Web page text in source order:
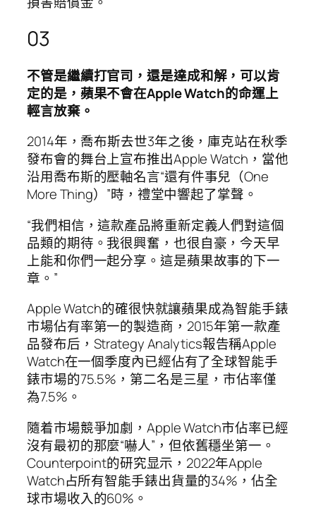
03
不管是繼續打官司，還是達成和解，可以肯
定的是，蘋果不會在Apple Watch的命運上
輕言放棄。
2014年，喬布斯去世3年之後，庫克站在秋季
發布會的舞台上宣布推出Apple Watch，當他
沿用喬布斯的壓軸名言“還有件事兒（One
More Thing）”時，禮堂中響起了掌聲。
“我們相信，這款產品將重新定義人們對這個
品類的期待。我很興奮，也很自豪，今天早
上能和你們一起分享。這是蘋果故事的下一
章。”
Apple Watch的確很快就讓蘋果成為智能手錶
市場佔有率第一的製造商，2015年第一款產
品發布后，Strategy Analytics報告稱Apple
Watch在一個季度內已經佔有了全球智能手
錶市場的75.5%，第二名是三星，市佔率僅
為7.5%。
隨着市場競爭加劇，Apple Watch市佔率已經
沒有最初的那麼“嚇人”，但依舊穩坐第一。
Counterpoint的研究显示，2022年Apple
Watch占所有智能手錶出貨量的34%，佔全
球市場收入的60%。